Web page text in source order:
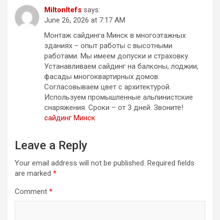
MiltonItefs says:
June 26, 2026 at 7:17 AM
Монтаж сайдинга Минск в многоэтажных
зданиях – опыт работы с высотными
работами. Мы имеем допуски и страховку.
Устанавливаем сайдинг на балконы, лоджии,
фасады многоквартирных домов.
Согласовываем цвет с архитектурой.
Используем промышленные альпинистские
снаряжения. Сроки – от 3 дней. Звоните!
сайдинг Минск
Leave a Reply
Your email address will not be published. Required fields
are marked *
Comment *